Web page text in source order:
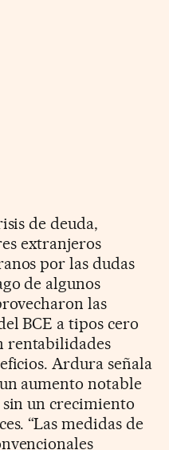
de deuda,
extranjeros
por las dudas
de algunos
las
BCE a tipos cero
rentabilidades
Ardura señala
aumento notable
sin un crecimiento
“Las medidas de